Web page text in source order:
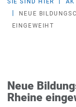
NEUE
EINGEWEIHT
Neue
Rheine